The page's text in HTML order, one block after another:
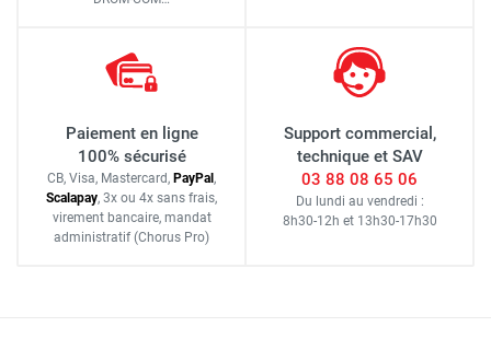
Paiement en ligne
100% sécurisé
CB, Visa, Mastercard, PayPal,
Scalapay, 3x ou 4x sans frais,
virement bancaire, mandat
administratif (Chorus Pro)
Support commercial,
technique et SAV
03 88 08 65 06
Du lundi au vendredi :
8h30-12h et 13h30-17h30